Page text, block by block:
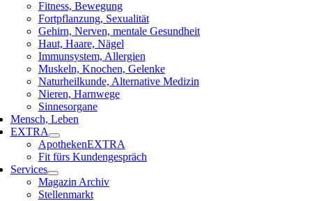
Fitness, Bewegung
Fortpflanzung, Sexualität
Gehirn, Nerven, mentale Gesundheit
Haut, Haare, Nägel
Immunsystem, Allergien
Muskeln, Knochen, Gelenke
Naturheilkunde, Alternative Medizin
Nieren, Harnwege
Sinnesorgane
Mensch, Leben
EXTRA
ApothekenEXTRA
Fit fürs Kundengespräch
Services
Magazin Archiv
Stellenmarkt